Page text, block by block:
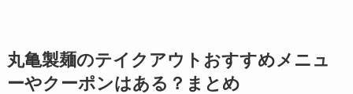
丸亀製麺のテイクアウトおすすめメニュ
ーやクーポンはある？まとめ